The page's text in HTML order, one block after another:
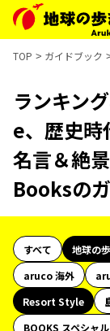
TOP ガイドブック
ランキン
e、歴史時
名言＆絶
Booksの
すべて 地球の
aruco 海外
Resort Style
BOOKS スペシャ